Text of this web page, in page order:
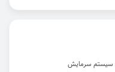
سیستم سرمایش